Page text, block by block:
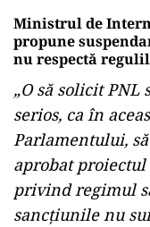
Ministrul de
propune
nu respectă
„O să solicit
serios, ca în
Parlamentului,
aprobat proiectul
privind regimul
sancţiunile nu